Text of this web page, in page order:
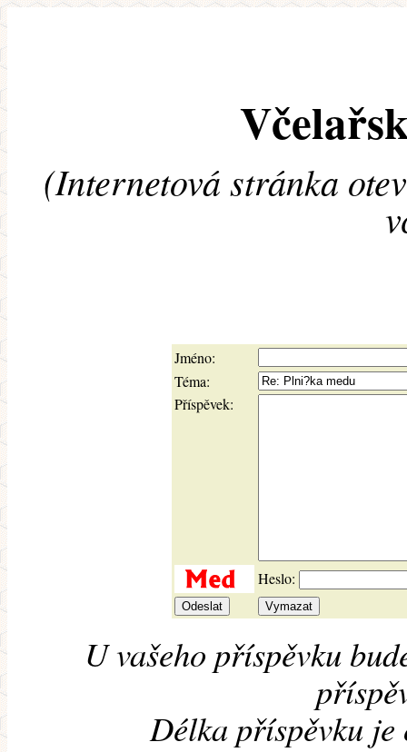
(Internetová stránka
Jméno:
Téma:
Příspěvek:
Heslo:
U vašeho příspěvku
Délka příspěvku je